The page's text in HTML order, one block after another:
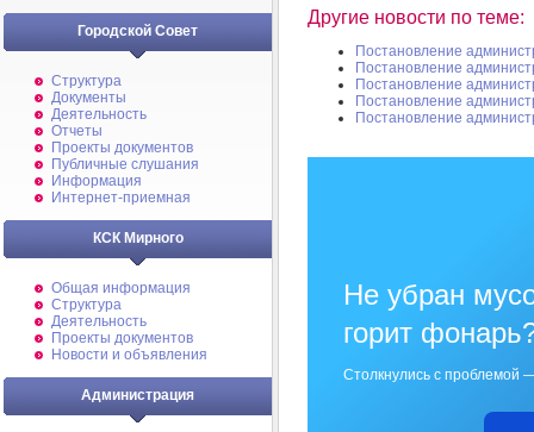
Городской Совет
Структура
Документы
Деятельность
Отчеты
Проекты документов
Публичные слушания
Информация
Интернет-приемная
КСК Мирного
Общая информация
Структура
Деятельность
Проекты документов
Новости и объявления
Администрация
Другие новости по теме:
Постановление
Постановление
Постановление
Постановление
Постановление
Не убран
горит
Столкнулись с проблемой